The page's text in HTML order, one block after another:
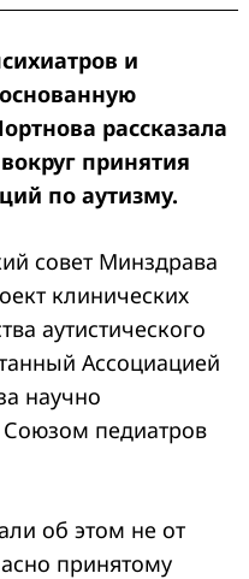
и
рассказала
принятия
по аутизму.
совет Минздрава
клинических
аутистического
Ассоциацией
научно
педиатров
об этом не от
принятому